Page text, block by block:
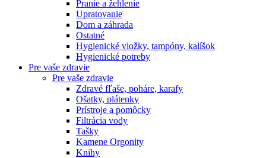
Pranie a žehlenie
Upratovanie
Dom a záhrada
Ostatné
Hygienické vložky, tampóny, kalíšok
Hygienické potreby
Pre vaše zdravie
Pre vaše zdravie
Zdravé fľaše, poháre, karafy
Ošatky, plátenky
Prístroje a pomôcky
Filtrácia vody
Tašky
Kamene Orgonity
Knihy